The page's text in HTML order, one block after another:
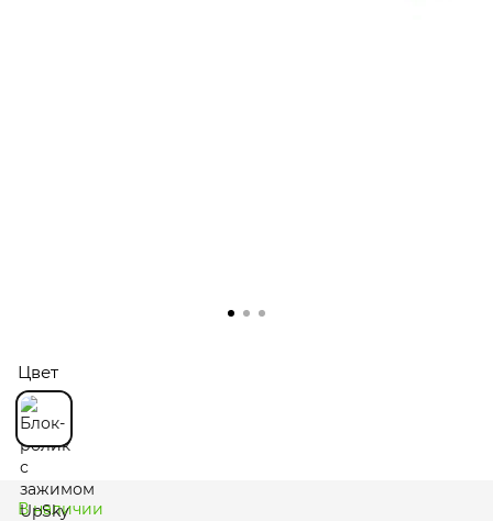
Цвет
В наличии